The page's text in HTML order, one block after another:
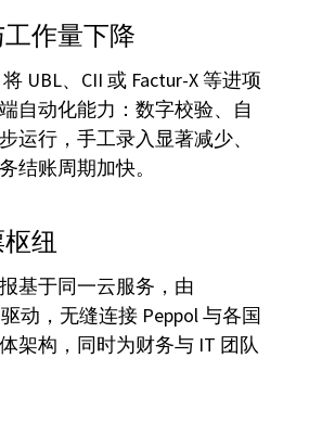
作量下降
UBL、CII 或 Factur-X 等进项
自动化能力：数字校验、自
运行，手工录入显著减少、
结账周期加快。
纽
基于同一云服务，由
驱动，无缝连接 Peppol 与各国
架构，同时为财务与 IT 团队